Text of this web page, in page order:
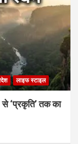
लाइफ स्टाइल
‘प्रकृति’ तक का